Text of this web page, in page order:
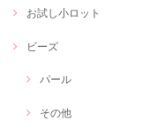
お試し小ロット
ビーズ
パール
その他